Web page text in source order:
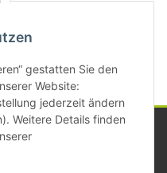
gestatten Sie den
Website:
jederzeit ändern
Weitere Details finden